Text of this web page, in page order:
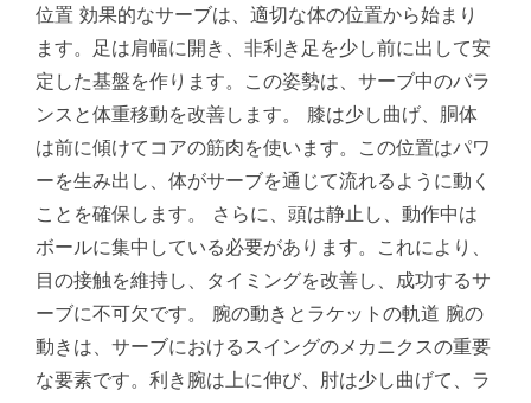
位置 効果的なサーブは、適切な体の位置から始まり
ます。足は肩幅に開き、非利き足を少し前に出して安
定した基盤を作ります。この姿勢は、サーブ中のバラ
ンスと体重移動を改善します。 膝は少し曲げ、胴体
は前に傾けてコアの筋肉を使います。この位置はパワ
ーを生み出し、体がサーブを通じて流れるように動く
ことを確保します。 さらに、頭は静止し、動作中は
ボールに集中している必要があります。これにより、
目の接触を維持し、タイミングを改善し、成功するサ
ーブに不可欠です。 腕の動きとラケットの軌道 腕の
動きは、サーブにおけるスイングのメカニクスの重要
な要素です。利き腕は上に伸び、肘は少し曲げて、ラ